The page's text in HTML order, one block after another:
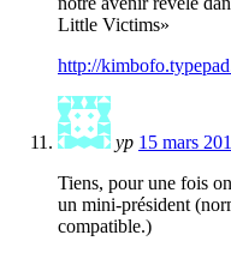
Little Victims»
http://
yp 15 mars
Tiens, pour une fois
un mini-président
compatible.)